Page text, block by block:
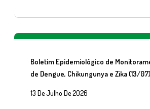
Boletim Epidemiológico de
de Dengue, Chikungunya e Zika (13/07)
13 De Julho De 2026